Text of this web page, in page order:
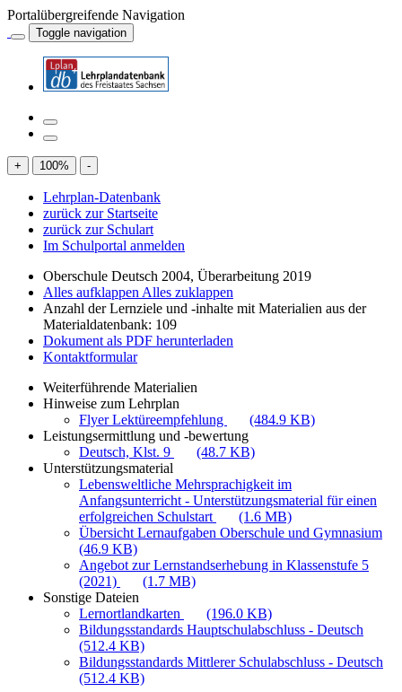
Portalübergreifende Navigation
Toggle navigation
+ 100% -
Lehrplan-Datenbank
zurück zur Startseite
zurück zur Schulart
Im Schulportal anmelden
Oberschule Deutsch 2004, Überarbeitung 2019
Alles aufklappen Alles zuklappen
Anzahl der Lernziele und -inhalte mit Materialien aus der
Materialdatenbank: 109
Dokument als PDF herunterladen
Kontaktformular
Weiterführende Materialien
Hinweise zum Lehrplan
Flyer Lektüreempfehlung
(484.9 KB)
Leistungsermittlung und -bewertung
Deutsch, Klst. 9
(48.7 KB)
Unterstützungsmaterial
Lebensweltliche Mehrsprachigkeit im
Anfangsunterricht - Unterstützungsmaterial für einen
erfolgreichen Schulstart
(1.6 MB)
Übersicht Lernaufgaben Oberschule und Gymnasium
(46.9 KB)
Angebot zur Lernstandserhebung in Klassenstufe 5
(2021)
(1.7 MB)
Sonstige Dateien
Lernortlandkarten
(196.0 KB)
Bildungsstandards Hauptschulabschluss - Deutsch
(512.4 KB)
Bildungsstandards Mittlerer Schulabschluss - Deutsch
(512.4 KB)